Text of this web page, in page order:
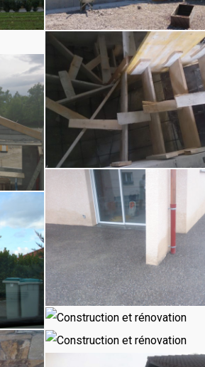
Construction
rénovation
Construction
rénovation
Kurt-
maçonnerie-
Kurt-